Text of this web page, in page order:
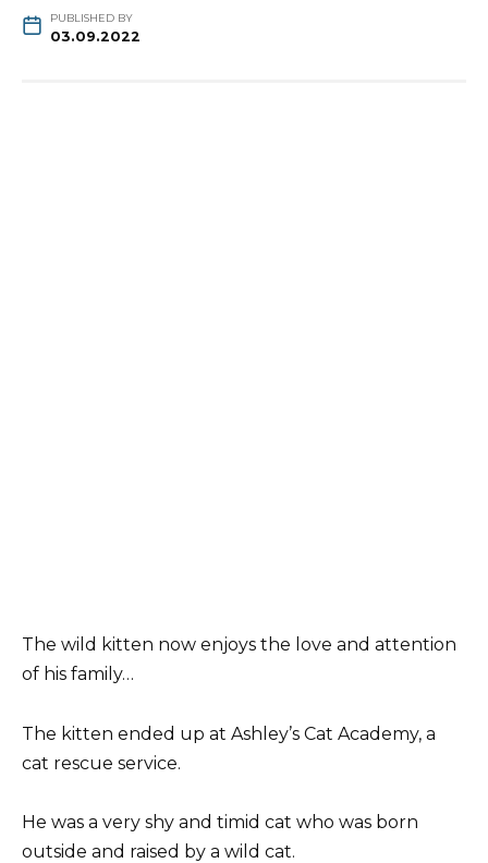
PUBLISHED BY
03.09.2022
The wild kitten now enjoys the love and attention
of his family…
The kitten ended up at Ashley’s Cat Academy, a
cat rescue service.
He was a very shy and timid cat who was born
outside and raised by a wild cat.